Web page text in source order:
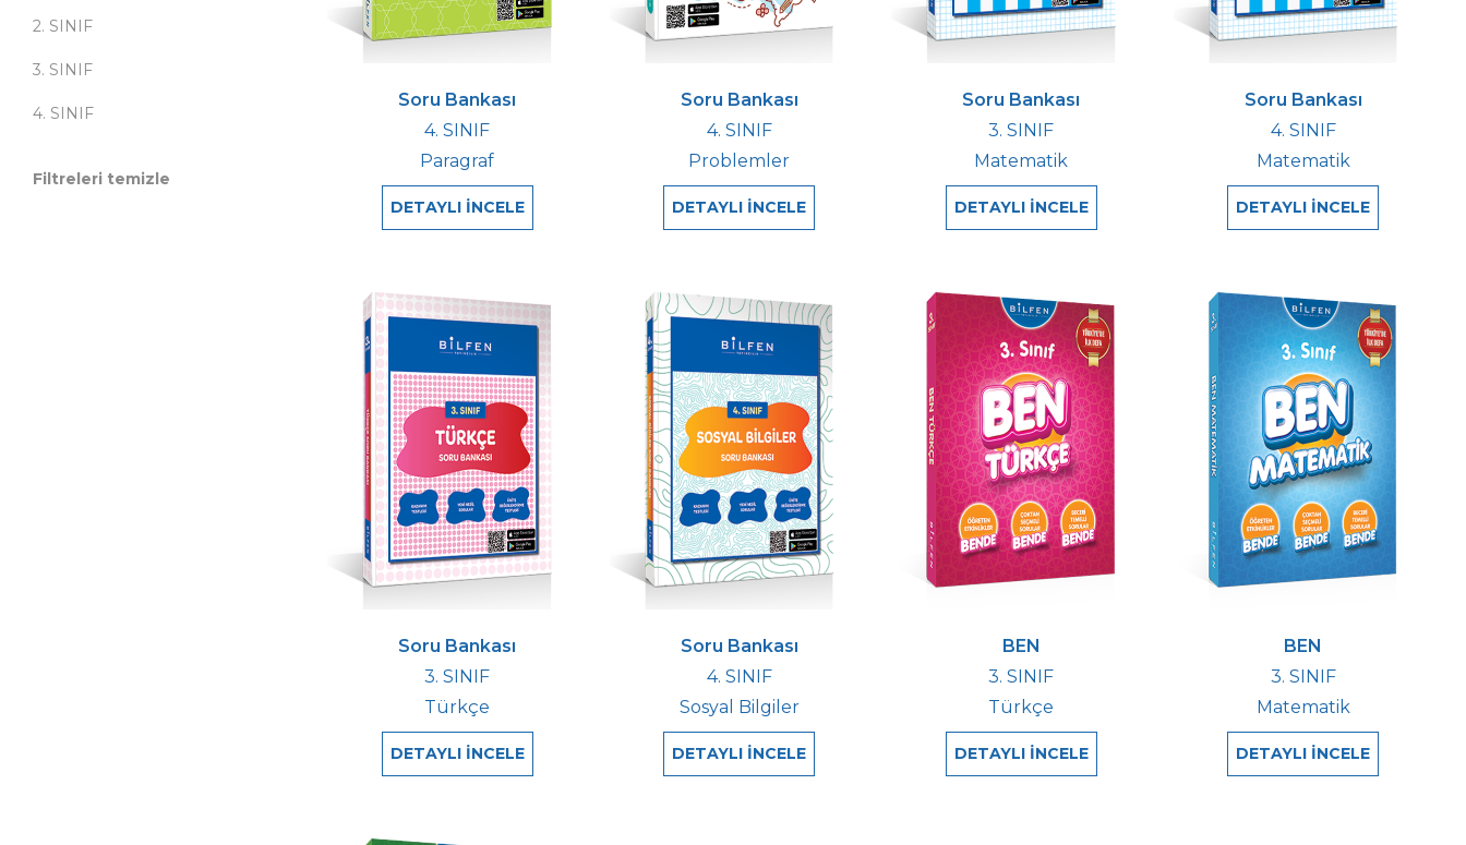
2. SINIF
3. SINIF
4. SINIF
Filtreleri temizle
Soru Bankası
4. SINIF
Paragraf
DETAYLI İNCELE
Soru Bankası
4. SINIF
Problemler
DETAYLI İNCELE
Soru Bankası
3. SINIF
Matematik
DETAYLI İNCELE
Soru Bankası
4. SINIF
Matematik
DETAYLI İNCELE
Soru Bankası
3. SINIF
Türkçe
DETAYLI İNCELE
Soru Bankası
4. SINIF
Sosyal Bilgiler
DETAYLI İNCELE
BEN
3. SINIF
Türkçe
DETAYLI İNCELE
BEN
3. SINIF
Matematik
DETAYLI İNCELE